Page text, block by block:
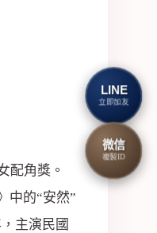
配角獎。
中的“安然”
主演民國
LINE
立即加友
微信
複製ID